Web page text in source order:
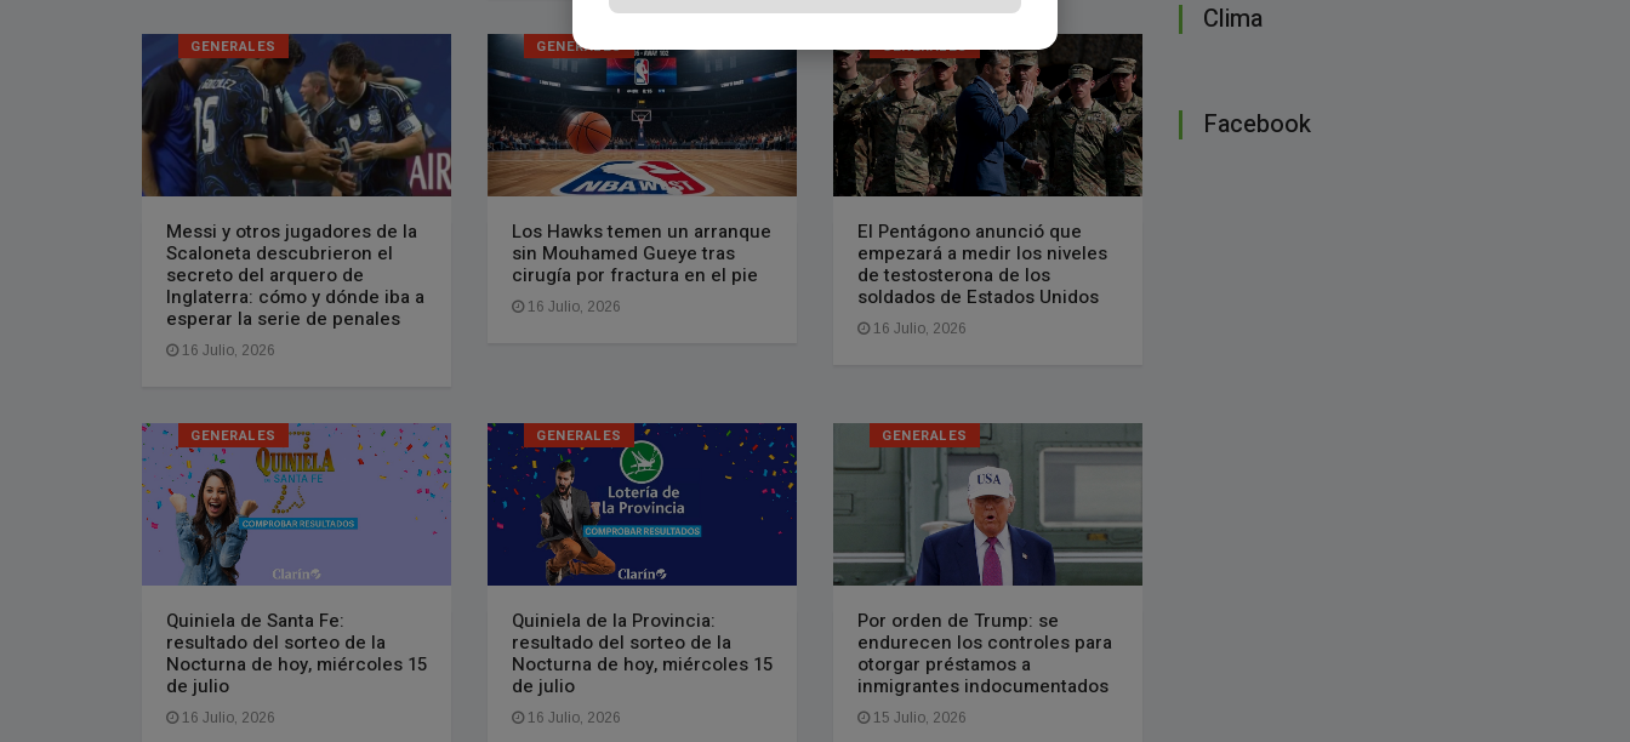
GENERALES
Messi y otros jugadores de la
Scaloneta descubrieron el
secreto del arquero de
Inglaterra: cómo y dónde iba a
esperar la serie de penales
16 Julio, 2026
GENERALES
Los Hawks temen un arranque
sin Mouhamed Gueye tras
cirugía por fractura en el pie
16 Julio, 2026
GENERALES
El Pentágono anunció que
empezará a medir los niveles
de testosterona de los
soldados de Estados Unidos
16 Julio, 2026
GENERALES
Quiniela de Santa Fe:
resultado del sorteo de la
Nocturna de hoy, miércoles 15
de julio
16 Julio, 2026
GENERALES
Quiniela de la Provincia:
resultado del sorteo de la
Nocturna de hoy, miércoles 15
de julio
16 Julio, 2026
GENERALES
Por orden de Trump: se
endurecen los controles para
otorgar préstamos a
inmigrantes indocumentados
15 Julio, 2026
Clima
Facebook